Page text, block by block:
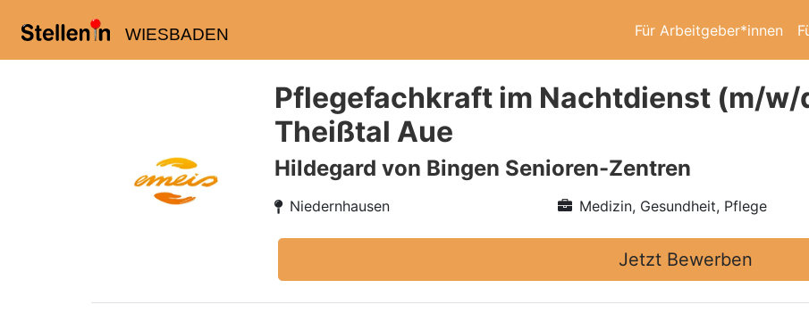
WIESBADEN Für Arbeitgeber*innen
Pflegefachkraft im Nachtdienst (m/
Theißtal Aue
Hildegard von Bingen Senioren-Zentren
Niedernhausen Medizin, Gesundheit, Pflege
Jetzt Bewerben